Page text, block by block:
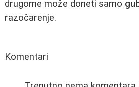
drugome može doneti samo
razočarenje.
Komentari